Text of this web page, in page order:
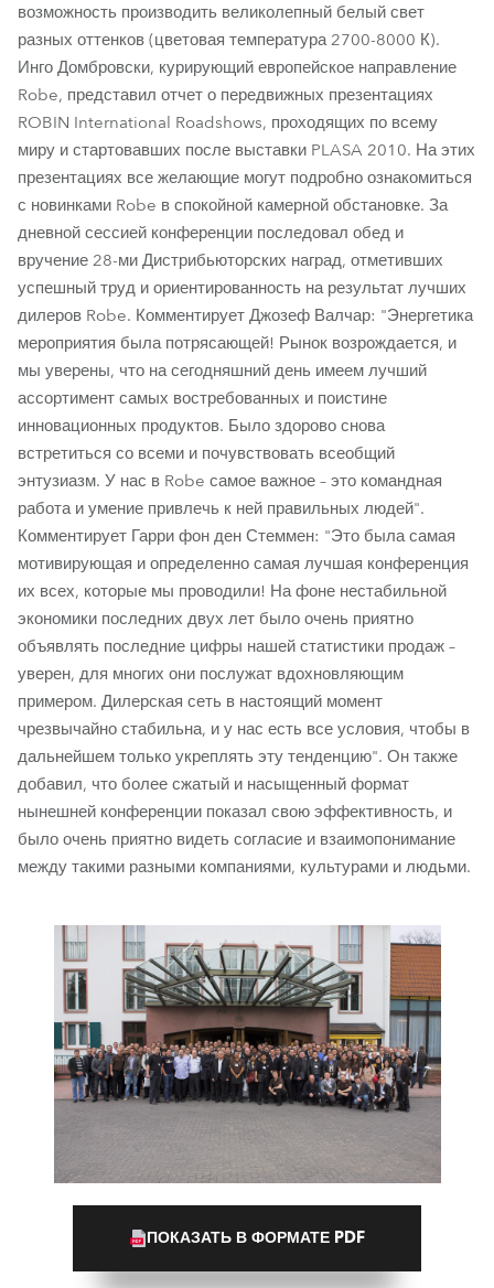
возможность производить великолепный белый свет
разных оттенков (цветовая температура 2700-8000 К).
Инго Домбровски, курирующий европейское направление
Robe, представил отчет о передвижных презентациях
ROBIN International Roadshows, проходящих по всему
миру и стартовавших после выставки PLASA 2010. На этих
презентациях все желающие могут подробно ознакомиться
с новинками Robe в спокойной камерной обстановке. За
дневной сессией конференции последовал обед и
вручение 28-ми Дистрибьюторских наград, отметивших
успешный труд и ориентированность на результат лучших
дилеров Robe. Комментирует Джозеф Валчар: "Энергетика
мероприятия была потрясающей! Рынок возрождается, и
мы уверены, что на сегодняшний день имеем лучший
ассортимент самых востребованных и поистине
инновационных продуктов. Было здорово снова
встретиться со всеми и почувствовать всеобщий
энтузиазм. У нас в Robe самое важное – это командная
работа и умение привлечь к ней правильных людей".
Комментирует Гарри фон ден Стеммен: "Это была самая
мотивирующая и определенно самая лучшая конференция
их всех, которые мы проводили! На фоне нестабильной
экономики последних двух лет было очень приятно
объявлять последние цифры нашей статистики продаж –
уверен, для многих они послужат вдохновляющим
примером. Дилерская сеть в настоящий момент
чрезвычайно стабильна, и у нас есть все условия, чтобы в
дальнейшем только укреплять эту тенденцию". Он также
добавил, что более сжатый и насыщенный формат
нынешней конференции показал свою эффективность, и
было очень приятно видеть согласие и взаимопонимание
между такими разными компаниями, культурами и людьми.
ПОКАЗАТЬ В ФОРМАТЕ PDF